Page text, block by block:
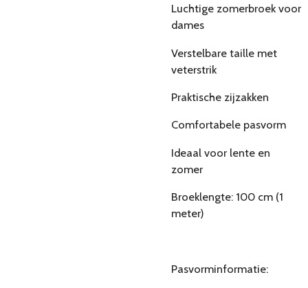
Luchtige zomerbroek voor
dames
Verstelbare taille met
veterstrik
Praktische zijzakken
Comfortabele pasvorm
Ideaal voor lente en
zomer
Broeklengte: 100 cm (1
meter)
Pasvorminformatie: